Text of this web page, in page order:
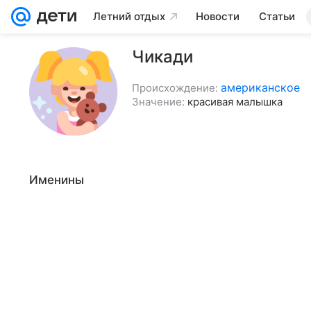
Летний отдых Новости Статьи
Чикади
Происхождение: американское
Значение: красивая малышка
Именины